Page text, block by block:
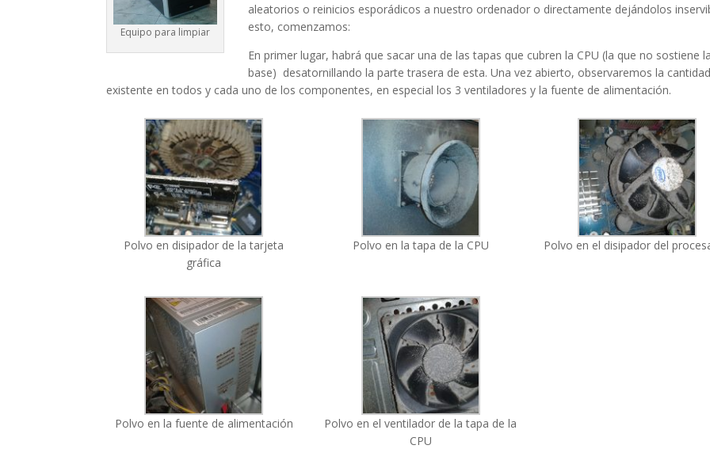
Equipo para limpiar
aleatorios o reinicios esporádicos a nuestro ordenador o directamente dejándolos
esto, comenzamos:
En primer lugar, habrá que sacar una de las tapas que cubren la CPU (la que no sostiene
base) desatornillando la parte trasera de esta. Una vez abierto, observaremos la
existente en todos y cada uno de los componentes, en especial los 3 ventiladores y la fuente de alimentación.
Polvo en disipador de la tarjeta
gráfica
Polvo en la tapa de la CPU Polvo en el disipador del
Polvo en la fuente de alimentación
Polvo en el ventilador de la tapa de la
CPU